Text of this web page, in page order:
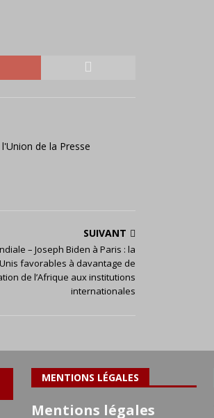
de la Presse
SUIVANT
– Joseph Biden à Paris : la
favorables à davantage de
de l’Afrique aux institutions
internationales
MENTIONS LÉGALES
Mentions légales